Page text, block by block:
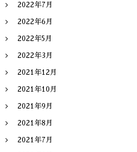
2022年7月
2022年6月
2022年5月
2022年3月
2021年12月
2021年10月
2021年9月
2021年8月
2021年7月